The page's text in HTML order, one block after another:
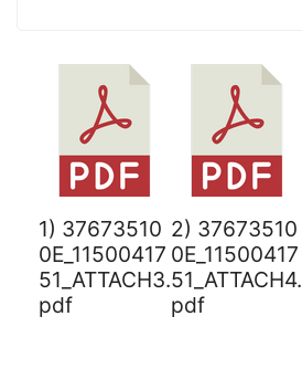
1) 37673510
0E_11500417
51_ATTACH3.
pdf
2) 37673510
0E_11500417
51_ATTACH4.
pdf